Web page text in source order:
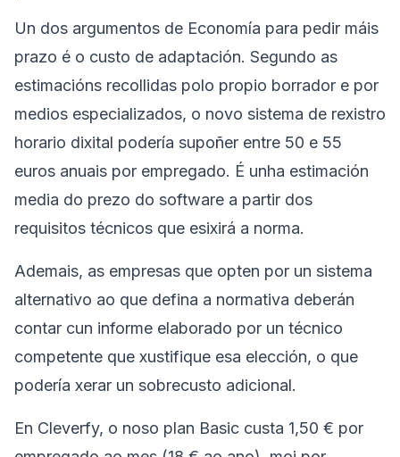
Un dos argumentos de Economía para pedir máis
prazo é o custo de adaptación. Segundo as
estimacións recollidas polo propio borrador e por
medios especializados, o novo sistema de rexistro
horario dixital podería supoñer entre 50 e 55
euros anuais por empregado. É unha estimación
media do prezo do software a partir dos
requisitos técnicos que esixirá a norma.
Ademais, as empresas que opten por un sistema
alternativo ao que defina a normativa deberán
contar cun informe elaborado por un técnico
competente que xustifique esa elección, o que
podería xerar un sobrecusto adicional.
En Cleverfy, o noso plan Basic custa 1,50 € por